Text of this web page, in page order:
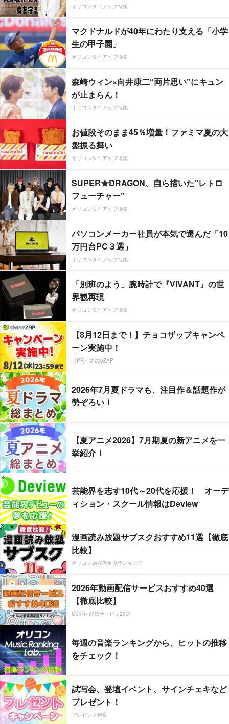
オリコンタイアップ特集
マクドナルドが40年にわたり支える「小学
生の甲子園」
オリコンタイアップ特集
森崎ウィン×向井康二“両片思い”にキュン
が止まらん！
オリコンタイアップ特集
お値段そのまま45％増量！ファミマ夏の大
盤振る舞い
オリコンタイアップ特集
SUPER★DRAGON、自ら描いた”レトロ
フューチャー”
オリコンタイアップ特集
パソコンメーカー社員が本気で選んだ「10
万円台PC３選」
オリコンタイアップ特集
「別班のよう」腕時計で『VIVANT』の世
界観再現
オリコンタイアップ特集
【8月12日まで！】チョコザップキャンペ
ーン実施中！
（PR）chocoZAP
2026年7月夏ドラマも、注目作＆話題作が
勢ぞろい！
【夏アニメ2026】7月期夏の新アニメを一
挙紹介！
芸能界を志す10代～20代を応援！ オーデ
ィション・スクール情報はDeview
漫画読み放題サブスクおすすめ11選【徹底
比較】
オリコン顧客満足度ランキング
2026年動画配信サービスおすすめ40選
【徹底比較】
CS動画配信サービス20選
毎週の音楽ランキングから、ヒットの推移
をチェック！
試写会、登壇イベント、サインチェキなど
プレゼント！
プレゼント特集